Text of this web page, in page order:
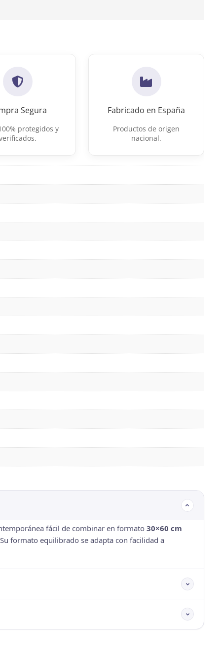
Segura
protegidos y
Fabricado en España
Productos de origen
nacional.
fácil de combinar en formato 30×60 cm
formato equilibrado se adapta con facilidad a